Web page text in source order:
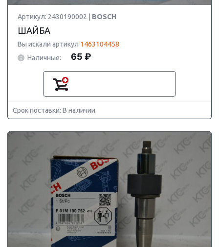
Артикул: 2430190002 | BOSCH
ШАЙБА
Вы искали артикул 1463104458
Наличные:
65 ₽
Срок поставки: В наличии